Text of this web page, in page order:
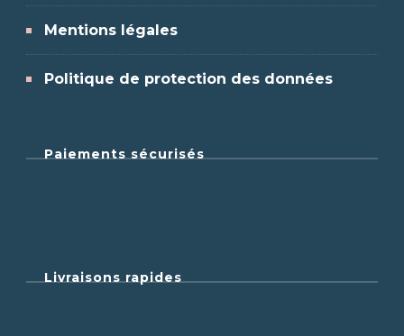
Mentions légales
Politique de protection des données
Paiements sécurisés
Livraisons rapides